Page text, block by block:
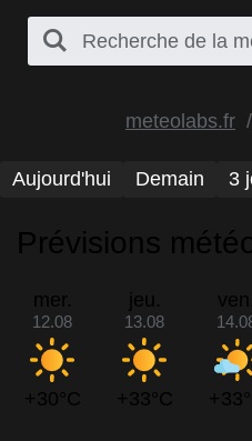
meteolabs.fr
Aujourd'hui Demain 3
Prévisions
mer.
12.08
+30°C
jeu.
13.08
+33°C
ven.